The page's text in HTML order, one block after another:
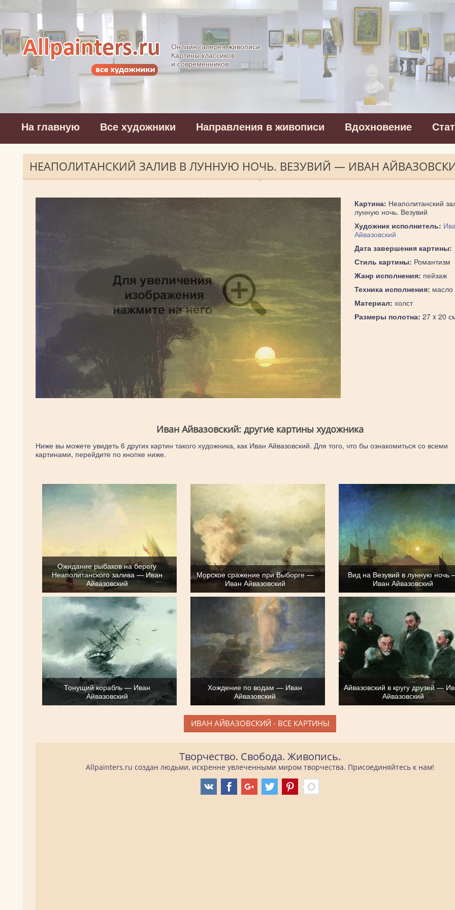
Allpainters.ru - картинная галерея
Онлайн галерея живописи.
Картины классиков
и современников
На главную Все художники Направления в живописи Вдохновение
НЕАПОЛИТАНСКИЙ ЗАЛИВ В ЛУННУЮ НОЧЬ. ВЕЗУВИЙ — ИВАН
Картина: Неаполитанский
лунную ночь. Везувий
Художник исполнитель:
Айвазовский
Дата завершения картины:
Стиль картины: Романтизм
Жанр исполнения: пейзаж
Техника исполнения: масло
Материал: холст
Размеры полотна: 27 x 20
Иван Айвазовский: другие картины художника
Ниже вы можете увидеть 6 других картин такого художника, как Иван Айвазовский. Для того, что бы ознакомиться со всеми
картинами, перейдите по кнопке ниже.
Ожидание рыбаков на берегу
Неаполитанского залива — Иван
Айвазовский
Морское сражение при Выборге —
Иван Айвазовский
Вид на Везувий в лунную ночь
Иван Айвазовский
Тонущий корабль — Иван
Айвазовский
Хождение по водам — Иван
Айвазовский
Айвазовский в кругу друзей —
Айвазовский
ИВАН АЙВАЗОВСКИЙ - ВСЕ КАРТИНЫ
Творчество. Свобода. Живопись.
Allpainters.ru создан людьми, искренне увлеченными миром творчества. Присоединяйтесь к нам!